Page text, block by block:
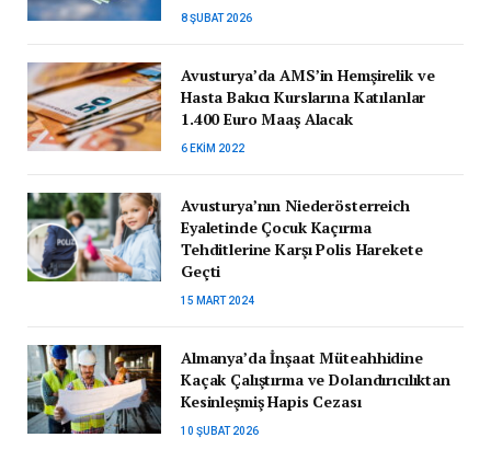
8 ŞUBAT 2026
Avusturya’da AMS’in Hemşirelik ve
Hasta Bakıcı Kurslarına Katılanlar
1.400 Euro Maaş Alacak
6 EKIM 2022
Avusturya’nın Niederösterreich
Eyaletinde Çocuk Kaçırma
Tehditlerine Karşı Polis Harekete
Geçti
15 MART 2024
Almanya’da İnşaat Müteahhidine
Kaçak Çalıştırma ve Dolandırıcılıktan
Kesinleşmiş Hapis Cezası
10 ŞUBAT 2026